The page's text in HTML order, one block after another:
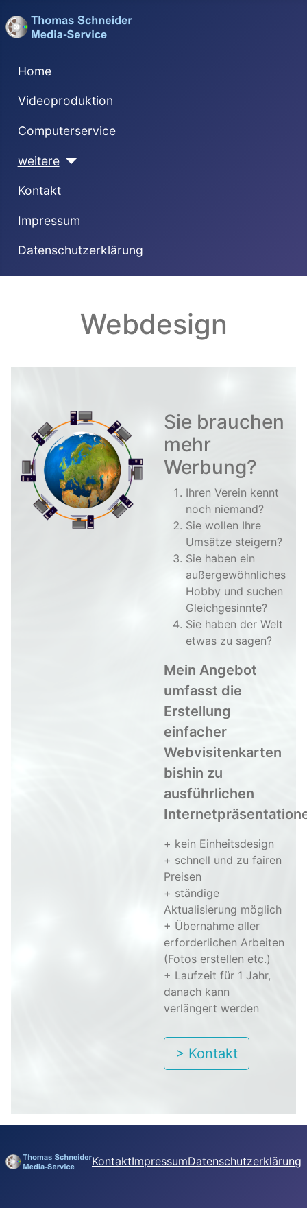
Home
Videoproduktion
Computerservice
weitere
Kontakt
Impressum
Datenschutzerklärung
Webdesign
Sie brauchen
mehr
Werbung?
Ihren Verein kennt
noch niemand?
Sie wollen Ihre
Umsätze steigern?
Sie haben ein
außergewöhnliches
Hobby und suchen
Gleichgesinnte?
Sie haben der Welt
etwas zu sagen?
Mein Angebot
umfasst die
Erstellung
einfacher
Webvisitenkarten
bishin zu
ausführlichen
+ kein Einheitsdesign
+ schnell und zu fairen
Preisen
+ ständige
Aktualisierung möglich
+ Übernahme aller
erforderlichen Arbeiten
(Fotos erstellen etc.)
+ Laufzeit für 1 Jahr,
danach kann
verlängert werden
> Kontakt
KontaktImpressumDatenschutzerklärung